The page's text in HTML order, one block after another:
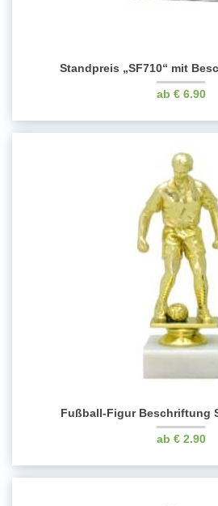
Standpreis „SF710“ mit
€6.90
Fußball-Figur Beschriftung
€2.90